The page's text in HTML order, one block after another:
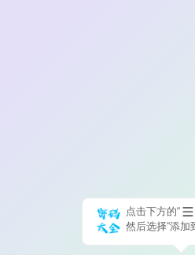
点击下方的“
然后选择“添加